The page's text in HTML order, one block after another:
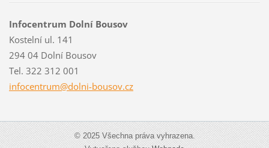
Infocentrum Dolní Bousov
Kostelní ul. 141
294 04 Dolní Bousov
Tel. 322 312 001
infocentrum@dolni-bousov.cz
© 2025 Všechna práva vyhrazena.